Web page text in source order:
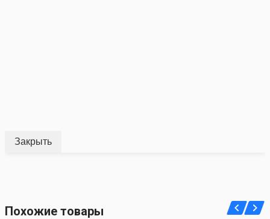
Закрыть
Похожие товары